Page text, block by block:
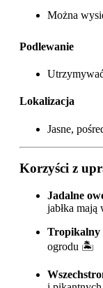
Można
Podlewanie
Lokalizacja
Jasne,
Korzyści z
Jadalne
jabłka
Tropikalny
ogrodu 🏝️